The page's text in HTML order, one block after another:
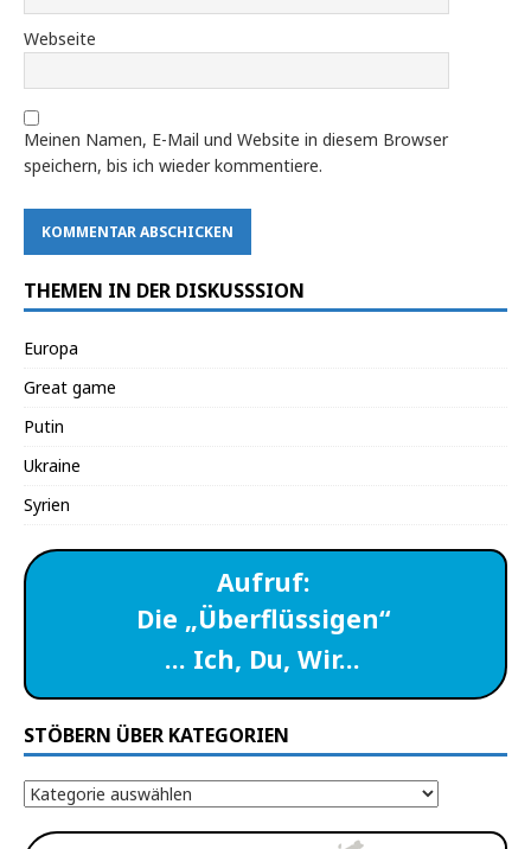
Webseite
Meinen Namen, E-Mail und Website in diesem Browser
speichern, bis ich wieder kommentiere.
THEMEN IN DER DISKUSSSION
Europa
Great game
Putin
Ukraine
Syrien
Aufruf:
Die „Überflüssigen“
… Ich, Du, Wir…
STÖBERN ÜBER KATEGORIEN